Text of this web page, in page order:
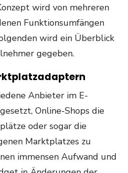
wird von mehreren
Funktionsumfängen
wird ein Überblick
gegeben.
Anbieter im E-
Online-Shops die
oder sogar die
Marktplatzes zu
immensen Aufwand und